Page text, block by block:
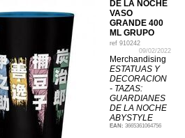
DE LA NOCHE
VASO
GRANDE 400
ML GRUPO
ref 910242
09/02/2022
Merchandising
ESTATUAS Y
DECORACION
- TAZAS:
GUARDIANES
DE LA NOCHE
ABYSTYLE
EAN: 3665361064756